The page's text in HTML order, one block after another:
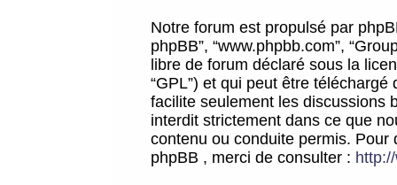
Notre forum est propulsé par
phpBB”, “www.phpbb.com”,
libre de forum déclaré sous la
“GPL”) et qui peut être téléchargé
facilite seulement les discussions
interdit strictement dans ce que
contenu ou conduite permis.
phpBB , merci de consulter :